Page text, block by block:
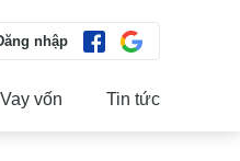
nhập
Vay vốn Tin tức